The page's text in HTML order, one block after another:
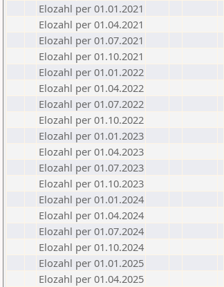
Elozahl per 01.01.2021
Elozahl per 01.04.2021
Elozahl per 01.07.2021
Elozahl per 01.10.2021
Elozahl per 01.01.2022
Elozahl per 01.04.2022
Elozahl per 01.07.2022
Elozahl per 01.10.2022
Elozahl per 01.01.2023
Elozahl per 01.04.2023
Elozahl per 01.07.2023
Elozahl per 01.10.2023
Elozahl per 01.01.2024
Elozahl per 01.04.2024
Elozahl per 01.07.2024
Elozahl per 01.10.2024
Elozahl per 01.01.2025
Elozahl per 01.04.2025